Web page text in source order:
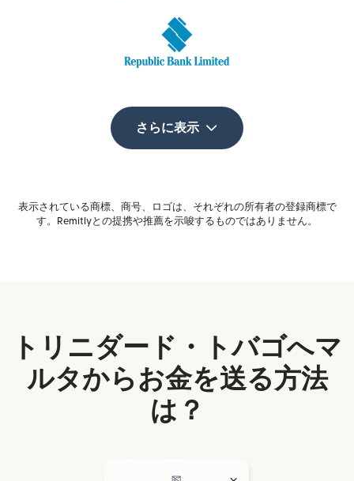
さらに表示
表示されている商標、商号、ロゴは、それぞれの所有者の登録商標で
す。Remitlyとの提携や推薦を示唆するものではありません。
トリニダード・トバゴへマ
ルタからお金を送る方法
は？